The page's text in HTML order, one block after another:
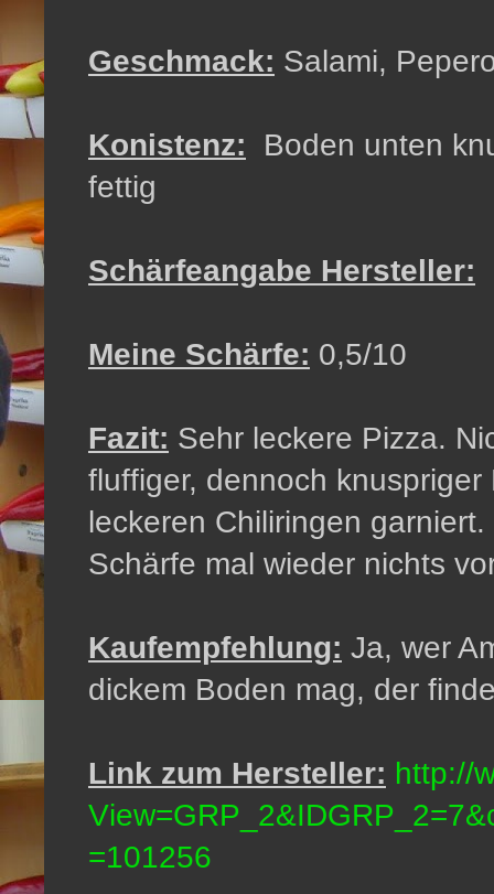
Geschmack: Salami,
Konistenz: Boden unten
fettig
Schärfeangabe Hersteller:
Meine Schärfe: 0,5/10
Fazit: Sehr leckere Pizza.
fluffiger, dennoch
leckeren Chiliringen
Schärfe mal wieder nichts
Kaufempfehlung: Ja, wer
dickem Boden mag, der
Link zum Hersteller: http://
=101256